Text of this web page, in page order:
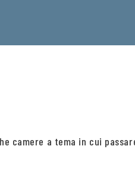
camere a tema in cui